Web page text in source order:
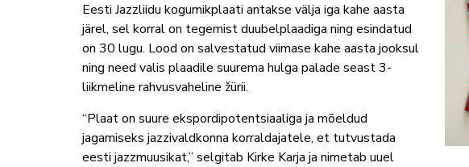
Eesti Jazzliidu kogumikplaati antakse välja iga kahe aasta
järel, sel korral on tegemist duubelplaadiga ning esindatud
on 30 lugu. Lood on salvestatud viimase kahe aasta jooksul
ning need valis plaadile suurema hulga palade seast 3-
liikmeline rahvusvaheline žürii.
“Plaat on suure ekspordipotentsiaaliga ja mõeldud
jagamiseks jazzivaldkonna korraldajatele, et tutvustada
eesti jazzmuusikat,” selgitab Kirke Karja ja nimetab uuel